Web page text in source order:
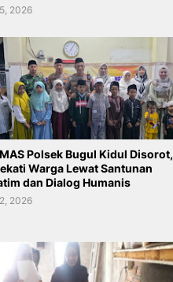
2026
Polsek Bugul Kidul Disorot,
Warga Lewat Santunan
dan Dialog Humanis
2026